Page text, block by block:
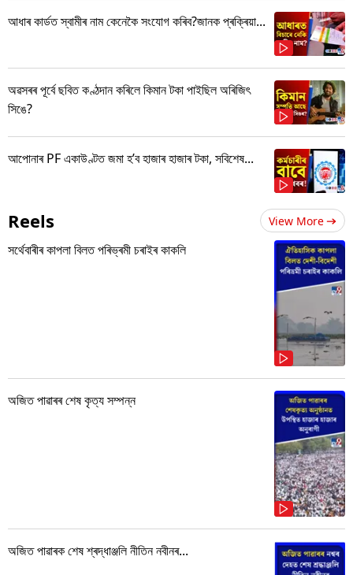
আধাৰ কাৰ্ডত স্বামীৰ নাম কেনেকৈ সংযোগ কৰিব?জানক প্ৰক্ৰিয়া...
অৱসৰৰ পূৰ্বে ছবিত কণ্ঠদান কৰিলে কিমান টকা পাইছিল অৰিজিৎ
সিঙে?
আপোনাৰ PF একাউণ্টত জমা হ’ব হাজাৰ হাজাৰ টকা, সবিশেষ...
Reels View More
সৰ্থেবাৰীৰ কাপলা বিলত পৰিভ্ৰমী চৰাইৰ কাকলি
অজিত পাৱাৰৰ শেষ কৃত্য সম্পন্ন
অজিত পাৱাৰক শেষ শ্ৰদ্ধাঞ্জলি নীতিন নবীনৰ...